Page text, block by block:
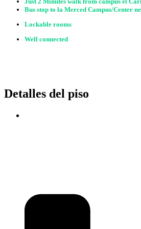
Bus stop to la Merced Campus/Center
Lockable rooms
Well connected
Detalles del piso